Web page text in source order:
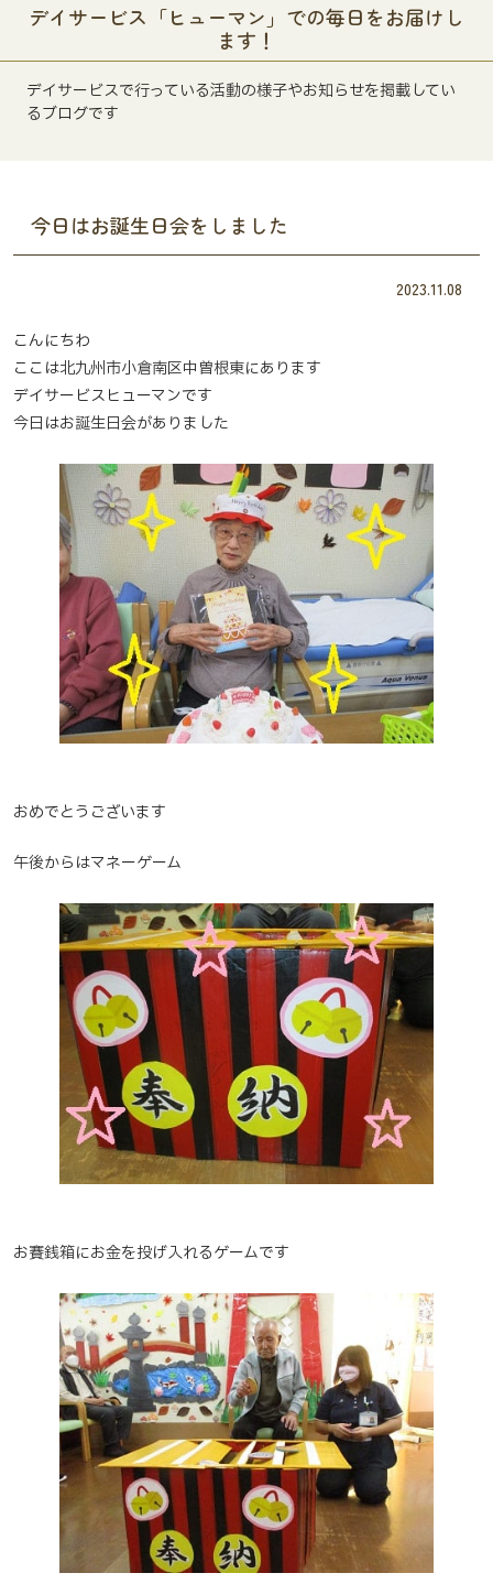
デイサービス「ヒューマン」での毎日をお届けし
ます！
デイサービスで行っている活動の様子やお知らせを掲載してい
るブログです
今日はお誕生日会をしました
2023.11.08
こんにちわ
ここは北九州市小倉南区中曽根東にあります
デイサービスヒューマンです
今日はお誕生日会がありました
おめでとうございます
午後からはマネーゲーム
お賽銭箱にお金を投げ入れるゲームです